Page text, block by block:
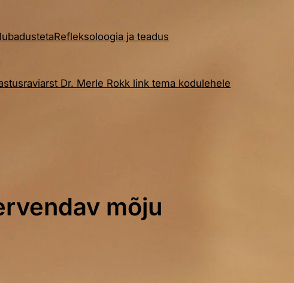
Refleksoloogia ja teadus
Dr. Merle Rokk link tema kodulehele
mõju